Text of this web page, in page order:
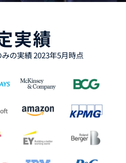
実績
の実績 2023年5月時点